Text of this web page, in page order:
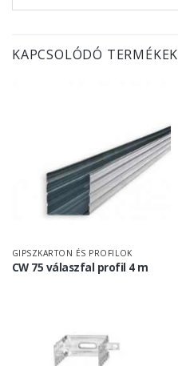
KAPCSOLÓDÓ TERMÉKEK
GIPSZKARTON ÉS PROFILOK
CW 75 válaszfal profil 4 m